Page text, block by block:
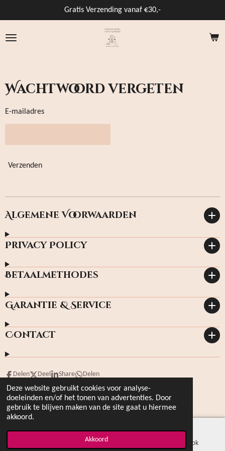
Deze website gebruikt cookies voor analyse-
doeleinden en/of het tonen van advertenties. Door
gebruik te blijven maken van de site gaat u hiermee
akkoord.
Akkoord
direct
naar
Gratis Verzending vanaf €30,-
Wachtwoord vergeten
E-mailadres
Verzenden
Algemene Voorwaarden
Privacy Policy
Betaalmethodes
Garantie & Service
Contact
Delen Deel Share Delen
© 2023 hoffmanbooks.nl Kvknr: 4950566
Powered byJouwWeb
Facebook